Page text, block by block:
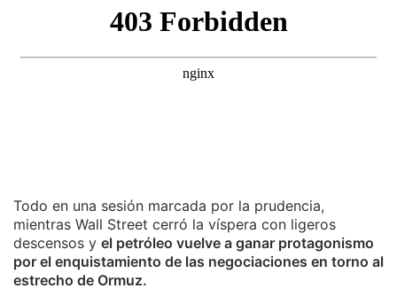
Todo en una sesión marcada por la prudencia,
mientras Wall Street cerró la víspera con ligeros
descensos y el petróleo vuelve a ganar protagonismo
por el enquistamiento de las negociaciones en torno al
estrecho de Ormuz.